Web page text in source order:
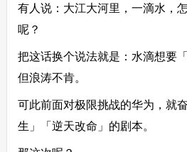
有人说：大江大河里，一滴水，
呢？
把这话换个说法就是：水滴想要
但浪涛不肯。
可此前面对极限挑战的华为，就
生」「逆天改命」的剧本。